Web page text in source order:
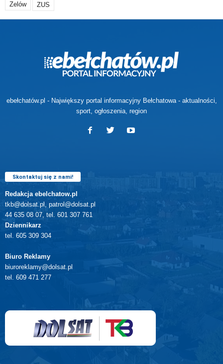
Zelów ZUS
ebełchatów.pl - Największy portal informacyjny Bełchatowa - aktualności,
sport, ogłoszenia, region
Skontaktuj się z nami!
Redakcja ebelchatow.pl
tkb@dolsat.pl, patrol@dolsat.pl
44 635 08 07, tel. 601 307 761
Dziennikarz
tel. 605 309 304
Biuro Reklamy
biuroreklamy@dolsat.pl
tel. 609 471 277